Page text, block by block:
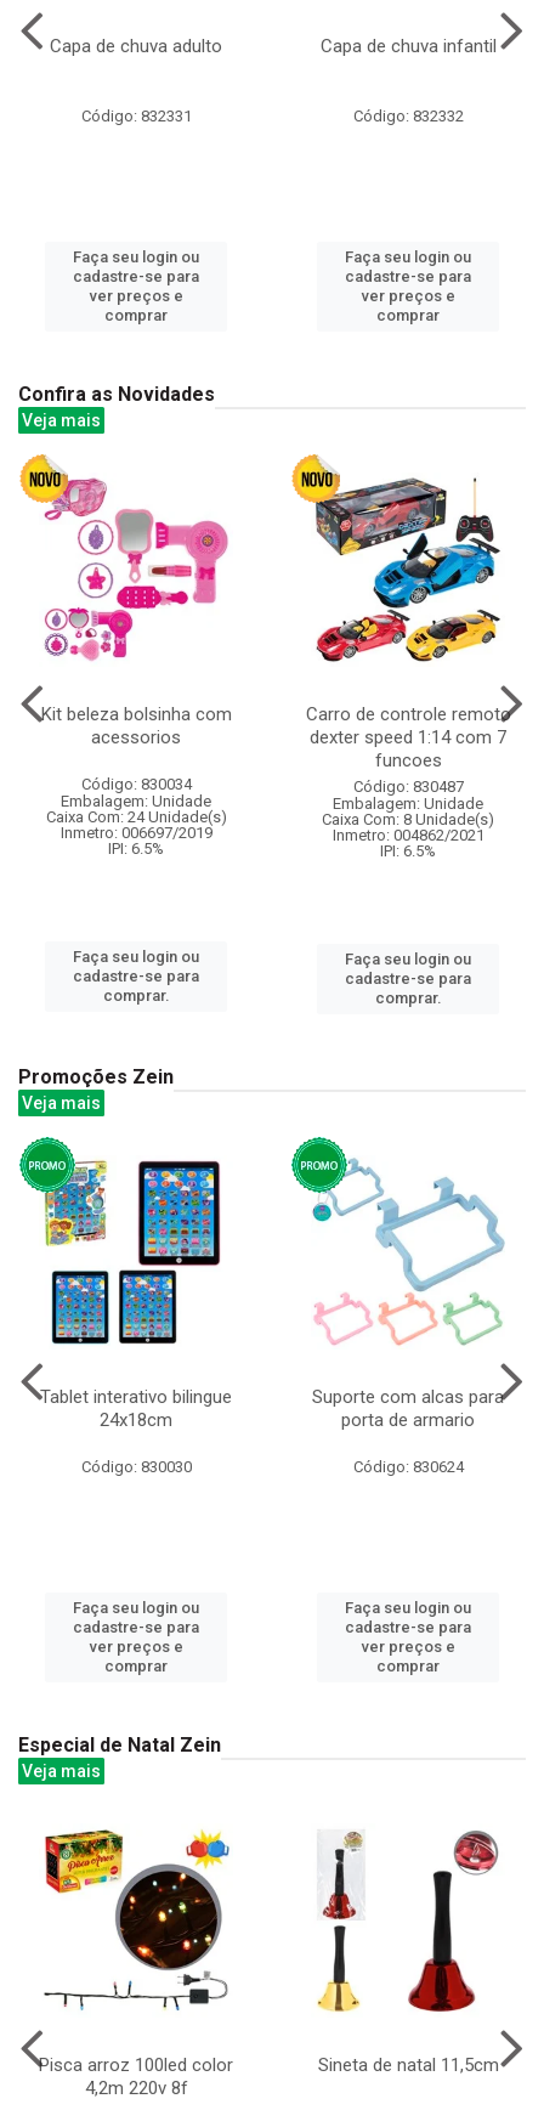
Capa de chuva adulto
Código: 832331
Faça seu login ou
cadastre-se para
ver preços e
comprar
Capa de chuva infantil
Código: 832332
Faça seu login ou
cadastre-se para
ver preços e
comprar
Confira as Novidades
Veja mais
Kit beleza bolsinha com
acessorios
Código: 830034
Embalagem: Unidade
Caixa Com: 24 Unidade(s)
Inmetro: 006697/2019
IPI: 6.5%
Faça seu login ou
cadastre-se para
comprar.
Carro de controle remoto
dexter speed 1:14 com 7
funcoes
Código: 830487
Embalagem: Unidade
Caixa Com: 8 Unidade(s)
Inmetro: 004862/2021
IPI: 6.5%
Faça seu login ou
cadastre-se para
comprar.
Promoções Zein
Veja mais
Tablet interativo bilingue
24x18cm
Código: 830030
Faça seu login ou
cadastre-se para
ver preços e
comprar
Suporte com alcas para
porta de armario
Código: 830624
Faça seu login ou
cadastre-se para
ver preços e
comprar
Especial de Natal Zein
Veja mais
Pisca arroz 100led color
4,2m 220v 8f
Sineta de natal 11,5cm